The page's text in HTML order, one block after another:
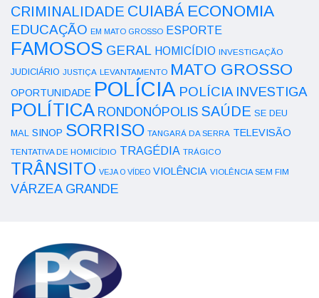
CRIMINALIDADE CUIABÁ ECONOMIA
EDUCAÇÃO EM MATO GROSSO ESPORTE
FAMOSOS GERAL HOMICÍDIO INVESTIGAÇÃO
JUDICIÁRIO JUSTIÇA LEVANTAMENTO MATO GROSSO
OPORTUNIDADE POLÍCIA POLÍCIA INVESTIGA
POLÍTICA RONDONÓPOLIS SAÚDE SE DEU
MAL SINOP SORRISO TANGARÁ DA SERRA TELEVISÃO
TENTATIVA DE HOMICÍDIO TRAGÉDIA TRÁGICO
TRÂNSITO VEJA O VÍDEO VIOLÊNCIA VIOLÊNCIA SEM FIM
VÁRZEA GRANDE